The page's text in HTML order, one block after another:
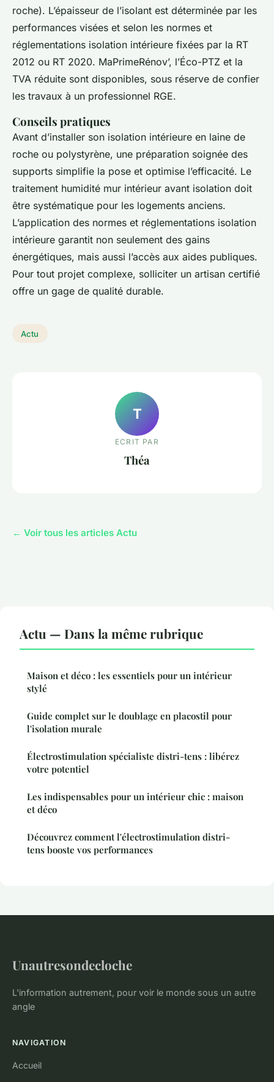
roche). L’épaisseur de l’isolant est déterminée par les
performances visées et selon les normes et
réglementations isolation intérieure fixées par la RT
2012 ou RT 2020. MaPrimeRénov’, l’Éco-PTZ et la
TVA réduite sont disponibles, sous réserve de confi­er
les travaux à un professionnel RGE.
Conseils pratiques
Avant d’installer son isolation intérieure en laine de
roche ou polystyrène, une préparation soignée des
supports simplifie la pose et optimise l’efficacité. Le
traitement humidité mur intérieur avant isolation doit
être systématique pour les logements anciens.
L’application des normes et réglementations isolation
intérieure garantit non seulement des gains
énergétiques, mais aussi l’accès aux aides publiques.
Pour tout projet complexe, solliciter un artisan certifié
offre un gage de qualité durable.
Actu
T
ECRIT PAR
Théa
← Voir tous les articles Actu
Actu — Dans la même rubrique
Maison et déco : les essentiels pour un intérieur
stylé
Guide complet sur le doublage en placostil pour
l'isolation murale
Électrostimulation spécialiste distri-tens : libérez
votre potentiel
Les indispensables pour un intérieur chic : maison
et déco
Découvrez comment l'électrostimulation distri-
tens booste vos performances
Unautresondecloche
L'information autrement, pour voir le monde sous un autre
angle
NAVIGATION
Accueil